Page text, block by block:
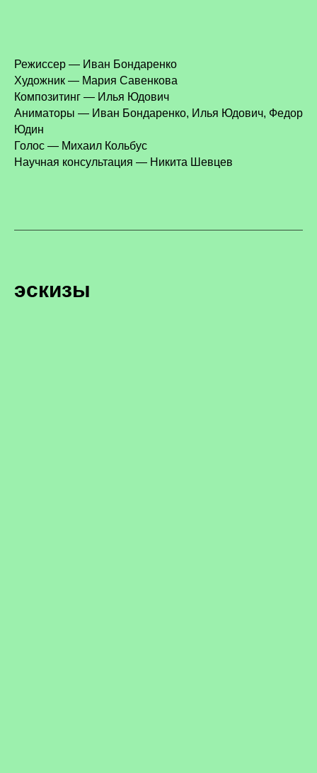
Режиссер — Иван Бондаренко
Художник — Мария Савенкова
Композитинг — Илья Юдович
Аниматоры — Иван Бондаренко, Илья Юдович, Федор
Юдин
Голос — Михаил Кольбус
Научная консультация — Никита Шевцев
эскизы